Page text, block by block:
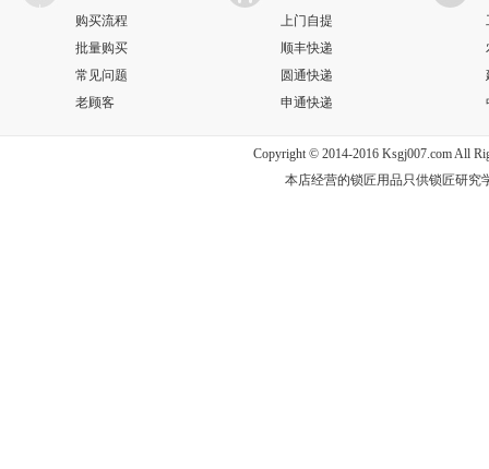
购买流程
批量购买
常见问题
老顾客
上门自提
顺丰快递
圆通快递
申通快递
Copyright © 2014-2016 Ksgj007.com All
本店经营的锁匠用品只供锁匠研究